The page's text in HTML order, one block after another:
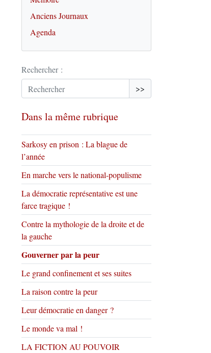
Anciens Journaux
Agenda
Rechercher :
>>
Dans la même rubrique
Sarkosy en prison : La blague de
l’année
En marche vers le national-populisme
La démocratie représentative est une
farce tragique !
Contre la mythologie de la droite et de
la gauche
Gouverner par la peur
Le grand confinement et ses suites
La raison contre la peur
Leur démocratie en danger ?
Le monde va mal !
LA FICTION AU POUVOIR